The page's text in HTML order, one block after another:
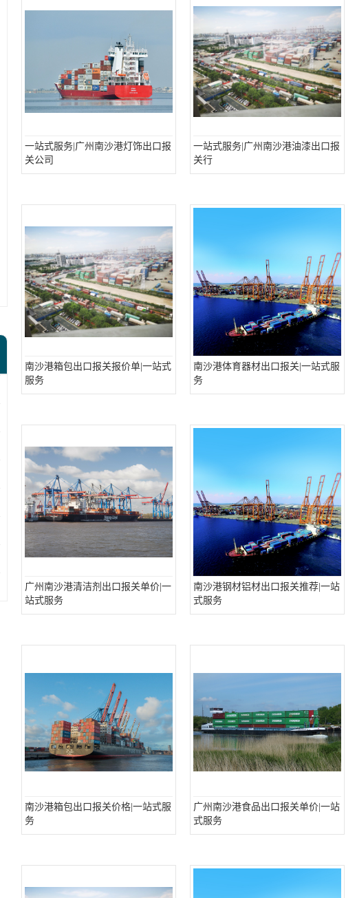
一站式服务|广州南沙港灯饰出口报
关公司
一站式服务|广州南沙港油漆出口报
关行
南沙港箱包出口报关报价单|一站式
服务
南沙港体育器材出口报关|一站式服
务
广州南沙港清洁剂出口报关单价|一
站式服务
南沙港钢材铝材出口报关推荐|一站
式服务
南沙港箱包出口报关价格|一站式服
务
广州南沙港食品出口报关单价|一站
式服务